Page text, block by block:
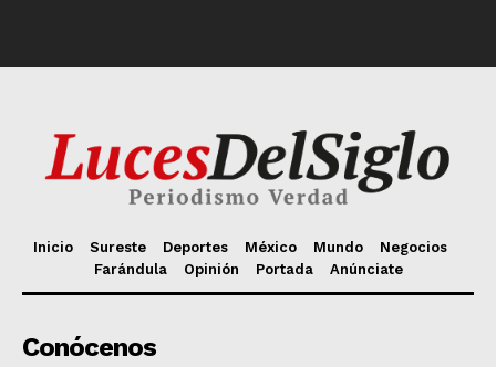
Inicio Sureste Deportes México Mundo
Negocios
Farándula
Opinión Portada Anúnciate
Conócenos